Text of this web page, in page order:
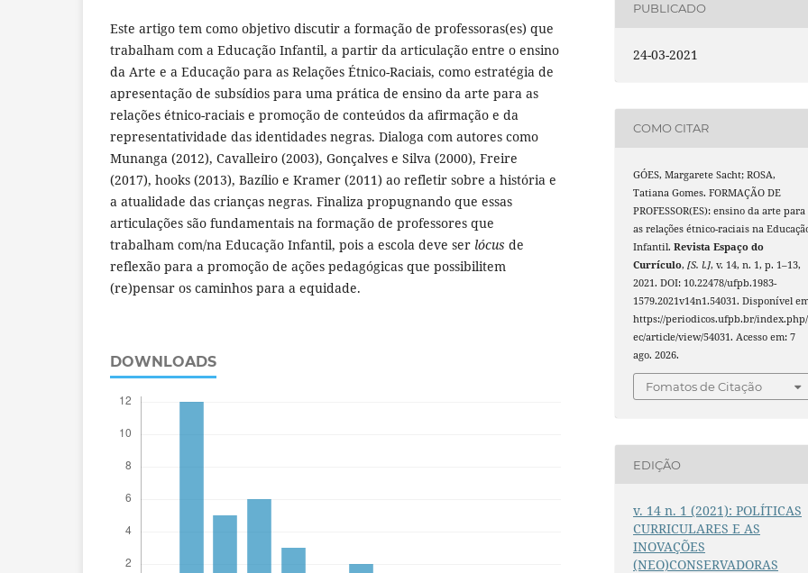
Este artigo tem como objetivo discutir a formação de professoras(es) que
trabalham com a Educação Infantil, a partir da articulação entre o ensino
da Arte e a Educação para as Relações Étnico-Raciais, como estratégia de
apresentação de subsídios para uma prática de ensino da arte para as
relações étnico-raciais e promoção de conteúdos da afirmação e da
representatividade das identidades negras. Dialoga com autores como
Munanga (2012), Cavalleiro (2003), Gonçalves e Silva (2000), Freire
(2017), hooks (2013), Bazílio e Kramer (2011) ao refletir sobre a história e
a atualidade das crianças negras. Finaliza propugnando que essas
articulações são fundamentais na formação de professores que
trabalham com/na Educação Infantil, pois a escola deve ser lócus de
reflexão para a promoção de ações pedagógicas que possibilitem
(re)pensar os caminhos para a equidade.
DOWNLOADS
PUBLICADO
24-03-2021
COMO CITAR
GÓES, Margarete Sacht; ROSA,
Tatiana Gomes. FORMAÇÃO DE
PROFESSOR(ES): ensino da arte para
as relações étnico-raciais na
Infantil.Revista Espaço do
Currículo,[S. l.], v. 14, n. 1, p. 1–13,
2021. DOI: 10.22478/ufpb.1983-
1579.2021v14n1.54031. Disponível
https://periodicos.ufpb.br/
ec/article/view/54031. Acesso em: 7
ago. 2026.
Fomatos de Citação
EDIÇÃO
v. 14 n. 1 (2021): POLÍTICAS
CURRICULARES E AS
INOVAÇÕES
(NEO)CONSERVADORAS